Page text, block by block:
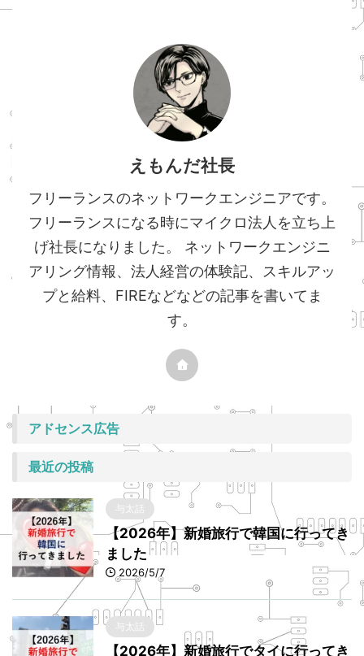
えもんだ社長
フリーランスのネットワークエンジニアです。
フリーランスになる時にマイクロ法人を立ち上
げ社長になりました。 ネットワークエンジニ
アリング情報、法人経営の体験記、スキルアッ
プと給料、FIREなどなどの記事を書いてま
す。
アドセンス広告
最近の投稿
与太話
【2026年】新婚旅行で韓国に行ってき
ました
2026/5/7
与太話
【2026年】新婚旅行でタイに行ってき